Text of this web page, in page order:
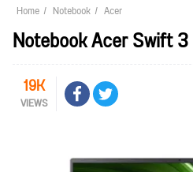
Home Notebook Acer
Notebook Acer Swift
19K
VIEWS